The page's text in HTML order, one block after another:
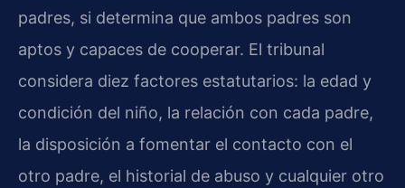
padres, si determina que ambos padres son
aptos y capaces de cooperar. El tribunal
considera diez factores estatutarios: la edad y
condición del niño, la relación con cada padre,
la disposición a fomentar el contacto con el
otro padre, el historial de abuso y cualquier otro